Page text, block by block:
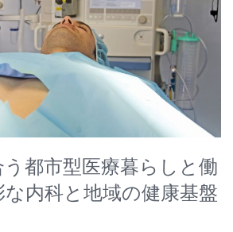
都市型医療暮らしと働
内科と地域の健康基盤